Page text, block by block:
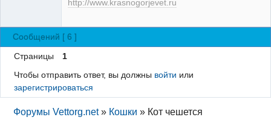
http://www.krasnogorjevet.ru
Сообщений [ 6 ]
Страницы
1
Чтобы отправить ответ, вы должны войти или
зарегистрироваться
Форумы Vettorg.net » Кошки » Кот чешется